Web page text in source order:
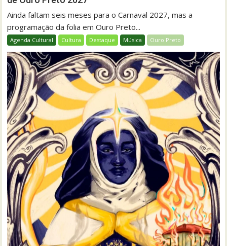
Ainda faltam seis meses para o Carnaval 2027, mas a
programação da folia em Ouro Preto...
Agenda Cultural Cultura Destaque Música Ouro Preto